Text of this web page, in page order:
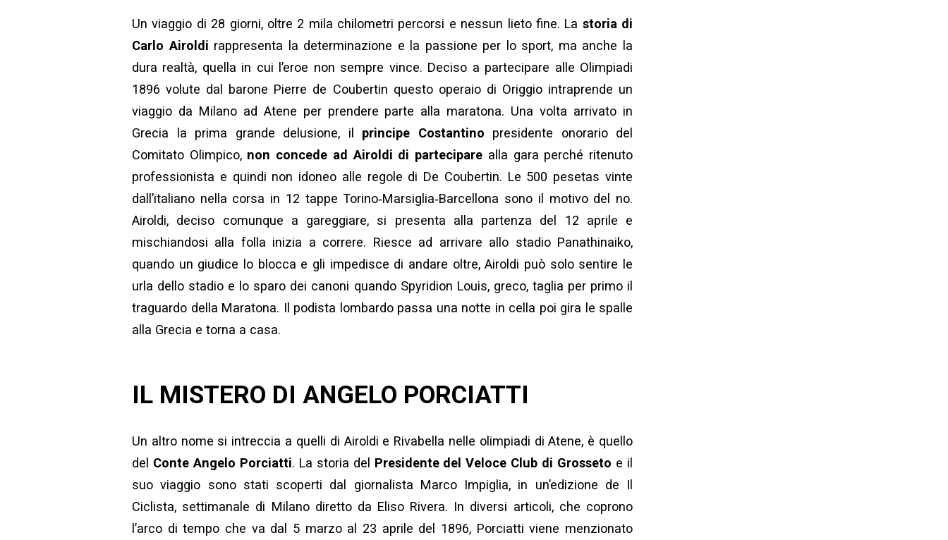
Un viaggio di 28 giorni, oltre 2 mila chilometri percorsi e nessun lieto fine. La storia di
Carlo Airoldi rappresenta la determinazione e la passione per lo sport, ma anche la
dura realtà, quella in cui l’eroe non sempre vince. Deciso a partecipare alle Olimpiadi
1896 volute dal barone Pierre de Coubertin questo operaio di Origgio intraprende un
viaggio da Milano ad Atene per prendere parte alla maratona. Una volta arrivato in
Grecia la prima grande delusione, il principe Costantino presidente onorario del
Comitato Olimpico, non concede ad Airoldi di partecipare alla gara perché ritenuto
professionista e quindi non idoneo alle regole di De Coubertin. Le 500 pesetas vinte
dall’italiano nella corsa in 12 tappe Torino‐Marsiglia‐Barcellona sono il motivo del no.
Airoldi, deciso comunque a gareggiare, si presenta alla partenza del 12 aprile e
mischiandosi alla folla inizia a correre. Riesce ad arrivare allo stadio Panathinaiko,
quando un giudice lo blocca e gli impedisce di andare oltre, Airoldi può solo sentire le
urla dello stadio e lo sparo dei canoni quando Spyridion Louis, greco, taglia per primo il
traguardo della Maratona. Il podista lombardo passa una notte in cella poi gira le spalle
alla Grecia e torna a casa.
IL MISTERO DI ANGELO PORCIATTI
Un altro nome si intreccia a quelli di Airoldi e Rivabella nelle olimpiadi di Atene, è quello
del Conte Angelo Porciatti. La storia del Presidente del Veloce Club di Grosseto e il
suo viaggio sono stati scoperti dal giornalista Marco Impiglia, in un’edizione de Il
Ciclista, settimanale di Milano diretto da Eliso Rivera. In diversi articoli, che coprono
l’arco di tempo che va dal 5 marzo al 23 aprile del 1896, Porciatti viene menzionato